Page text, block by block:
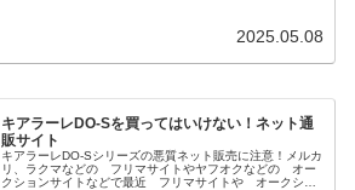
2025.05.08
キアラーレDO-Sを買ってはいけない！ネット通
販サイト
キアラーレDO-Sシリーズの悪質ネット販売に注意！メルカ
リ、ラクマなどの フリマサイトやヤフオクなどの オー
クションサイトなどで最近 フリマサイトや オークショ